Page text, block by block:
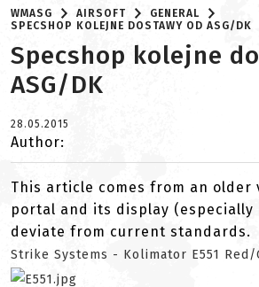
WMASG AIRSOFT
GENERAL
SPECSHOP KOLEJNE DOSTAWY OD ASG/DK
Specshop kolejne
ASG/DK
28.05.2015
Author:
This article comes from an older
portal and its display (especially
deviate from current standards.
Strike Systems - Kolimator E551